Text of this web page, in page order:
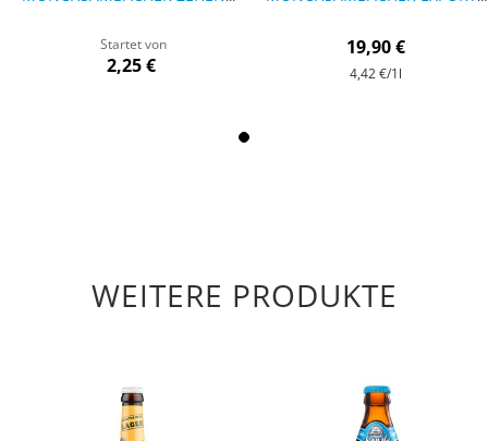
Startet von
2,25 €
19,90 €
4,42 €/1l
WEITERE PRODUKTE